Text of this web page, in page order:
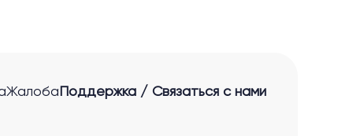
Жалоба Поддержка / Связаться с нами